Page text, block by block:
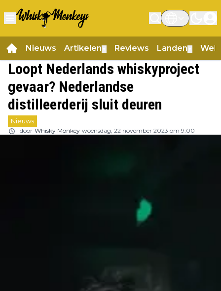
Nieuws Artikelen Reviews Landen
Loopt Nederlands whiskyproject
gevaar? Nederlandse
distilleerderij sluit deuren
Nieuws
door Whisky Monkey woensdag, 22 november 2023 om 9:00